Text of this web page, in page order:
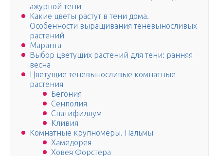
ажурной тени
Какие цветы растут в тени дома.
Особенности выращивания теневыносливых
растений
Маранта
Выбор цветущих растений для тени: ранняя
весна
Цветущие теневыносливые комнатные
растения
Бегония
Сенполия
Спатифиллум
Кливия
Комнатные крупномеры. Пальмы
Хамедорея
Ховея Форстера